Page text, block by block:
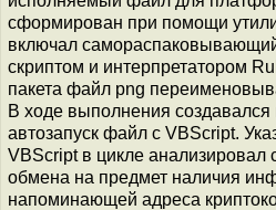
сформирован при помощи
включал
скриптом и интерпретатором
пакета файл png
В ходе выполнения создавался
автозапуск файл с VBScript.
VBScript в цикле
обмена на предмет наличия
напоминающей адреса